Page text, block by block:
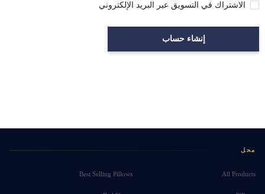
الاشتراك في التسويق عبر البريد الإلكتروني
محل
All Products
Best Selling Pillows